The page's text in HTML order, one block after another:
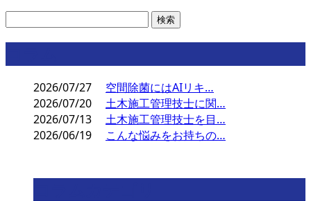
2026/07/27
空間除菌にはAIリキ…
2026/07/20
土木施工管理技士に関…
2026/07/13
土木施工管理技士を目…
2026/06/19
こんな悩みをお持ちの…